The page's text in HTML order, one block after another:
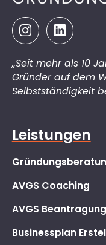
„Seit mehr als 10
Gründer auf dem
Selbstständigkeit
Leistungen
AVGS Coaching
AVGS Beantragung
Businessplan